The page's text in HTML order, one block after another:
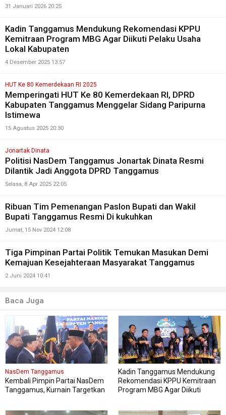
31 Januari 2026 20:25
Kadin Tanggamus Mendukung Rekomendasi KPPU
Kemitraan Program MBG Agar Diikuti Pelaku Usaha
Lokal Kabupaten
4 Desember 2025 13:57
HUT Ke 80 Kemerdekaan RI 2025
Memperingati HUT Ke 80 Kemerdekaan RI, DPRD
Kabupaten Tanggamus Menggelar Sidang Paripurna
Istimewa
15 Agustus 2025 20:30
Jonartak Dinata
Politisi NasDem Tanggamus Jonartak Dinata Resmi
Dilantik Jadi Anggota DPRD Tanggamus
Selasa, 8 Apr 2025 22:05
Ribuan Tim Pemenangan Paslon Bupati dan Wakil
Bupati Tanggamus Resmi Di kukuhkan
Jumat, 15 Nov 2024 12:08
Tiga Pimpinan Partai Politik Temukan Masukan Demi
Kemajuan Kesejahteraan Masyarakat Tanggamus
2 Juni 2024 10:41
Baca Juga
NasDem Tanggamus
Kembali Pimpin Partai NasDem
Tanggamus, Kurnain Targetkan
Kadin Tanggamus Mendukung
Rekomendasi KPPU Kemitraan
Program MBG Agar Diikuti